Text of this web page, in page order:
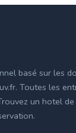
basé sur les
Toutes les
un hotel